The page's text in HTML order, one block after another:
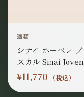
酒類
シナイ ホーベン
スカル Sinai
¥11,770 （税込）